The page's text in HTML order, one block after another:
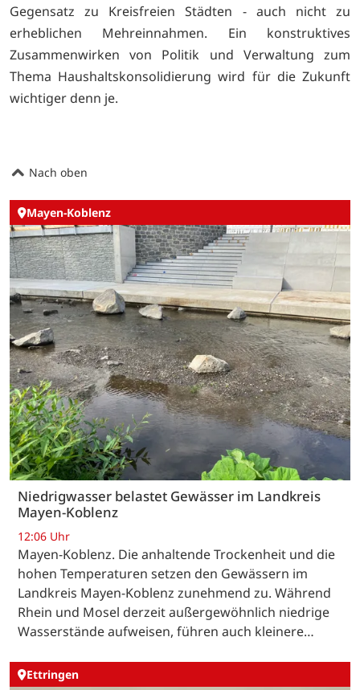
Gegensatz zu Kreisfreien Städten - auch nicht zu
erheblichen Mehreinnahmen. Ein konstruktives
Zusammenwirken von Politik und Verwaltung zum
Thema Haushaltskonsolidierung wird für die Zukunft
wichtiger denn je.
Nach oben
Mayen-Koblenz
Niedrigwasser belastet Gewässer im Landkreis
Mayen-Koblenz
12:06 Uhr
Mayen-Koblenz. Die anhaltende Trockenheit und die
hohen Temperaturen setzen den Gewässern im
Landkreis Mayen-Koblenz zunehmend zu. Während
Rhein und Mosel derzeit außergewöhnlich niedrige
Wasserstände aufweisen, führen auch kleinere…
Ettringen